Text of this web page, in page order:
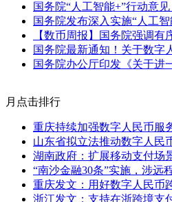
国务院“人工智能+”行动意
国务院发布深入实施“人工
【数币周报】国务院强调
国务院最新通知！关于数字
国务院办公厅印发《关于进
月点击排行
重庆持续加强数字人民币服
山东省拟立法推动数字人民
湖南政府：扩展移动支付场
“南沙金融30条”实施，涉远
重庆发文：用好数字人民币
浙江发文：支持在浙跨境支